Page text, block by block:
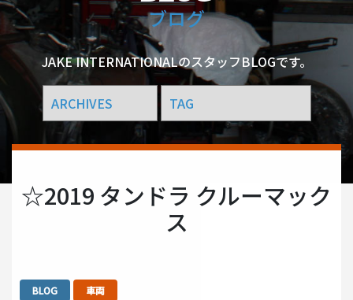
ブログ
JAKE INTERNATIONALのスタッフBLOGです。
☆2019 タンドラ クルーマック
ス
BLOG 車両